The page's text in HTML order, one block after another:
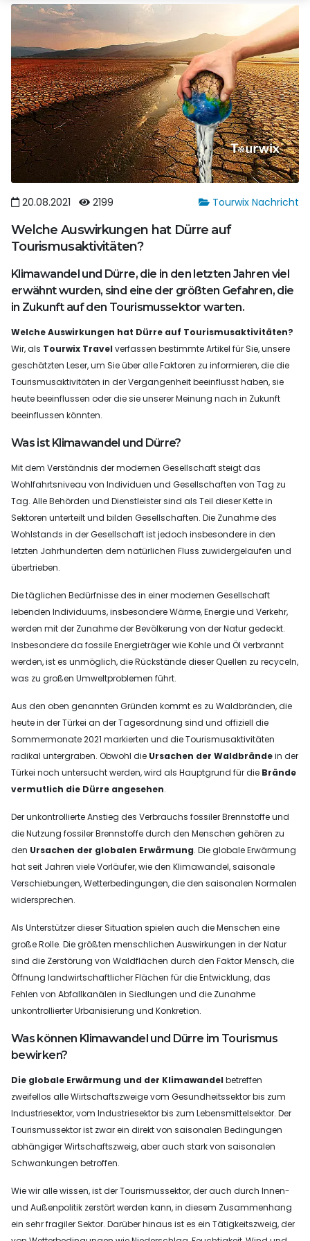
Tourwix Nachricht
20.08.2021 2199
Welche Auswirkungen hat Dürre auf
Tourismusaktivitäten?
Klimawandel und Dürre, die in den letzten Jahren viel
erwähnt wurden, sind eine der größten Gefahren, die
in Zukunft auf den Tourismussektor warten.
Welche Auswirkungen hat Dürre auf Tourismusaktivitäten?
Wir, als Tourwix Travel verfassen bestimmte Artikel für Sie, unsere
geschätzten Leser, um Sie über alle Faktoren zu informieren, die die
Tourismusaktivitäten in der Vergangenheit beeinflusst haben, sie
heute beeinflussen oder die sie unserer Meinung nach in Zukunft
beeinflussen könnten.
Was ist Klimawandel und Dürre?
Mit dem Verständnis der modernen Gesellschaft steigt das
Wohlfahrtsniveau von Individuen und Gesellschaften von Tag zu
Tag. Alle Behörden und Dienstleister sind als Teil dieser Kette in
Sektoren unterteilt und bilden Gesellschaften. Die Zunahme des
Wohlstands in der Gesellschaft ist jedoch insbesondere in den
letzten Jahrhunderten dem natürlichen Fluss zuwidergelaufen und
übertrieben.
Die täglichen Bedürfnisse des in einer modernen Gesellschaft
lebenden Individuums, insbesondere Wärme, Energie und Verkehr,
werden mit der Zunahme der Bevölkerung von der Natur gedeckt.
Insbesondere da fossile Energieträger wie Kohle und Öl verbrannt
werden, ist es unmöglich, die Rückstände dieser Quellen zu recyceln,
was zu großen Umweltproblemen führt.
Aus den oben genannten Gründen kommt es zu Waldbränden, die
heute in der Türkei an der Tagesordnung sind und offiziell die
Sommermonate 2021 markierten und die Tourismusaktivitäten
radikal untergraben. Obwohl die Ursachen der Waldbrändein der
Türkei noch untersucht werden, wird als Hauptgrund für die Brände
vermutlich die Dürre angesehen.
Der unkontrollierte Anstieg des Verbrauchs fossiler Brennstoffe und
die Nutzung fossiler Brennstoffe durch den Menschen gehören zu
den Ursachen der globalen Erwärmung. Die globale Erwärmung
hat seit Jahren viele Vorläufer, wie den Klimawandel, saisonale
Verschiebungen, Wetterbedingungen, die den saisonalen Normalen
widersprechen.
Als Unterstützer dieser Situation spielen auch die Menschen eine
große Rolle. Die größten menschlichen Auswirkungen in der Natur
sind die Zerstörung von Waldflächen durch den Faktor Mensch, die
Öffnung landwirtschaftlicher Flächen für die Entwicklung, das
Fehlen von Abfallkanälen in Siedlungen und die Zunahme
unkontrollierter Urbanisierung und Konkretion.
Was können Klimawandel und Dürre im Tourismus
bewirken?
Die globale Erwärmung und der Klimawandel betreffen
zweifellos alle Wirtschaftszweige vom Gesundheitssektor bis zum
Industriesektor, vom Industriesektor bis zum Lebensmittelsektor. Der
Tourismussektor ist zwar ein direkt von saisonalen Bedingungen
abhängiger Wirtschaftszweig, aber auch stark von saisonalen
Schwankungen betroffen.
Wie wir alle wissen, ist der Tourismussektor, der auch durch Innen-
und Außenpolitik zerstört werden kann, in diesem Zusammenhang
ein sehr fragiler Sektor. Darüber hinaus ist es ein Tätigkeitszweig, der